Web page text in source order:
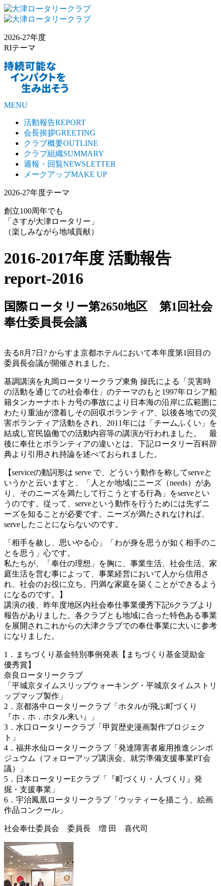
2026-27年度
RIテーマ
MENU
活動報告REPORT
会長挨拶GREETING
クラブ概要OUTLINE
クラブ組織SUMMARY
週報・回覧NEWSLETTER
メークアップMAKE UP
2026-27年度テーマ
創立100周年でも
「さすが大津ロータリー」
（楽しみながら地域貢献）
2016-2017年度 活動報告
report-2016
国際ロータリー第2650地区 第1回社会
奉仕委員長会議
去る8月7日? からすま京都ホテルにおいて本年度第1回目の
委員長会議が開催されました。
基調講演を丸岡ロータリークラブ東角 操氏による「災害時
の活動を通じての社会奉仕」のテーマのもと1997年ロシア船
籍タンカーナホトカ号の事故により日本海の沿岸に広範囲に
わたり重油が漂着しその回収ボランティア、以後各地での災
害ボランティア活動をされ、2011年には「チームふくい」を
結成し官民協働での活動内容等の講演が行われました。 最
後に奉仕とボランティアの違いとは、下記ロータリー百科辞
典より引用され持論を述べておられました。
【serviceの動詞形は serve で、どういう動作を称してserveと
いうかと云いますと、「人とか地域にニーズ（needs）があ
り、そのニーズを満たして行こうとする行為」をserveとい
うのです。従って、serveという動作を行うためには先ずニ
ーズを知ることが必要です。ニーズが満たされなければ、
serveしたことにならないのです。
「相手を赦し、思いやる心」「わが身を思うが如く相手のこ
とを思う」心です。
私たちが、「奉仕の理想」を胸に、事業生活、社会生活、家
庭生活を営む事によって、事業経営において人から信用さ
れ、社会のお役に立ち、円満な家庭を築くことができるよう
になるのです。】
講演の後、昨年度地区内社会奉仕事業優秀下記6クラブより
報告がありました。各クラブとも地域に合った特色ある事業
を展開されこれからの大津クラブでの奉仕事業に大いに参考
になりました。
1．まちづくり基金特別事例発表【まちづくり基金奨励金
優秀賞】
奈良ロータリークラブ
「平城京タイムスリップウォーキング・平城京タイムストリ
ップマップ製作」
2．京都洛中ロータリークラブ「ホタルが飛ぶ町づくり
『ホ．ホ．ホタル来い』」
3．水口ロータリークラブ「甲賀歴史漫画製作プロジェク
ト」
4．福井水仙ロータリークラブ「発達障害者雇用推進シンポ
ジュウム（フォローアップ講演会、就労準備支援事業PT会
議）」
5．日本ロータリーEクラブ「『町づくり・人づくり』発
掘・支援事業」
6．宇治鳳凰ロータリークラブ「ウッティーを描こう、絵画
作品コンクール」
社会奉仕委員会 委員長 増 田 喜代司